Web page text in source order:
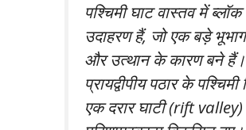
पश्चिमी घाट वास्तव में ब्लॉक
उदाहरण हैं, जो एक बड़े
और उत्थान के कारण बने
प्रायद्वीपीय पठार के
एक दरार घाटी (rift valley)